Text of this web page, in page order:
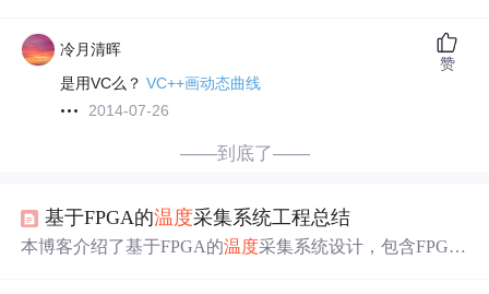
冷月清晖
是用VC么？VC++画动态曲线
2014-07-26
赞
——到底了——
基于FPGA的温度采集系统工程总结
本博客介绍了基于FPGA的温度采集系统设计，包含FPGA